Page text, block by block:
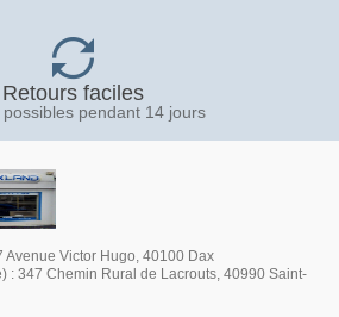
Retours faciles
possibles pendant 14 jours
Avenue Victor Hugo, 40100 Dax
: 347 Chemin Rural de Lacrouts, 40990 Saint-